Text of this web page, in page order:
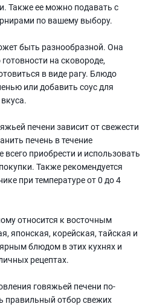
Также ее можно подавать с
по вашему выбору.
быть разнообразной. Она
на сковороде,
в виде рагу. Блюдо
или добавить соус для
печени зависит от свежести
печень в течение
приобрести и использовать
Также рекомендуется
при температуре от 0 до 4
относится к восточным
японская, корейская, тайская и
блюдом в этих кухнях и
рецептах.
говяжьей печени по-
правильный отбор свежих